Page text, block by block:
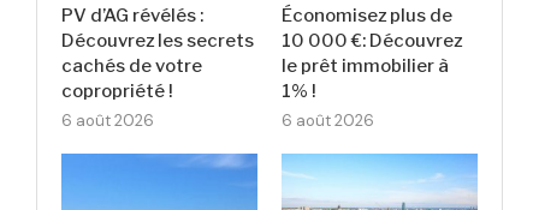
PV d’AG révélés :
Découvrez les secrets
cachés de votre
copropriété !
6 août 2026
Économisez plus de
10 000 €: Découvrez
le prêt immobilier à
1% !
6 août 2026